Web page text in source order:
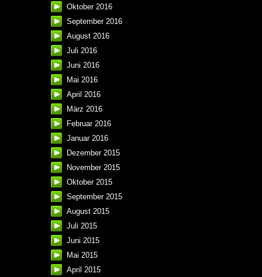
Oktober 2016
September 2016
August 2016
Juli 2016
Juni 2016
Mai 2016
April 2016
März 2016
Februar 2016
Januar 2016
Dezember 2015
November 2015
Oktober 2015
September 2015
August 2015
Juli 2015
Juni 2015
Mai 2015
April 2015